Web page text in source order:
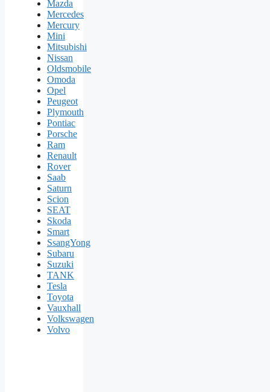
Mazda
Mercedes
Mercury
Mini
Mitsubishi
Nissan
Oldsmobile
Omoda
Opel
Peugeot
Plymouth
Pontiac
Porsche
Ram
Renault
Rover
Saab
Saturn
Scion
SEAT
Skoda
Smart
SsangYong
Subaru
Suzuki
TANK
Tesla
Toyota
Vauxhall
Volkswagen
Volvo